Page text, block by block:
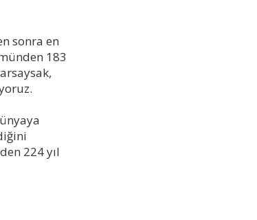
sonra en
183
224 yıl